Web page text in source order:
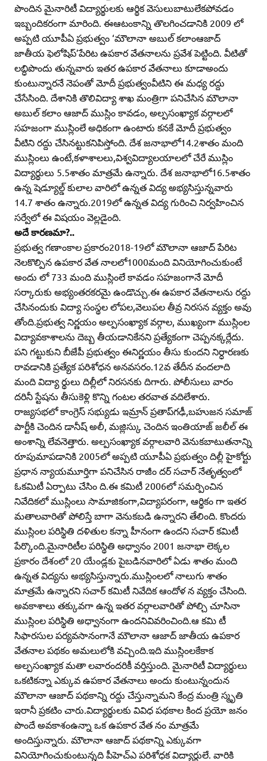
పొందిన మైనారిటీ విద్యార్థులకు ఆర్థిక వెసులుబాటులేకపోవడం
ఇబ్బందికరంగా మారింది. ఈఆటంకాన్ని తొలగించడానికి 2009 లో
అప్పటి యూపీఏ ప్రభుత్వం ‘మౌలానా అబుల్‌ కలాంఆజాద్‌
జాతీయ ఫెలోషిప్‌’పేరిట ఉపకార వేతనాలను ప్రవేశ పెట్టింది. వీటితో
లబ్ధిపొందు తున్నవారు ఇతర ఉపకార వేతనాలు కూడాఅందు
కుంటున్నారనే నెపంతో మోదీ ప్రభుత్వంవీటిని ఈ మధ్య రద్దు
చేసేసింది. దేశానికి తొలివిద్యా శాఖ మంత్రిగా పనిచేసిన మౌలానా
అబుల్‌ కలాం ఆజాద్‌ ముస్లిం కావడం, అల్పసంఖ్యాక వర్గాలలో
సహజంగా ముస్లింలే అధికంగా ఉంటారు కనకే మోదీ ప్రభుత్వం
వీటిని రద్దు చేసినట్టుకనిపిస్తోంది. దేశ జనాభాలో14.2శాతం మంది
ముస్లింలు ఉంటే,కళాశాలలు,విశ్వవిద్యాలయాలలో చేరే ముస్లిం
విద్యార్థులు 5.5శాతం మాత్రమే ఉన్నారు. దేశ జనాభాలో16.5శాతం
ఉన్న షెడ్యూల్డ్‌ కులాల వారిలో ఉన్నత విద్య అభ్యసిస్తున్నవారు
14.7 శాతం ఉన్నారు.2019లో ఉన్నత విద్య గురించి నిర్వహించిన
సర్వేలో ఈ విషయం వెల్లడైంది.
అదే కారణమా?..
ప్రభుత్వ గణాంకాల ప్రకారం2018-19లో మౌలానా ఆజాద్‌ పేరిట
నెలకొల్పిన ఉపకార వేత నాలలో1000మంది వినియోగించుకుంటే
అందు లో 733 మంది ముస్లింలే కావడం సహజంగానే మోదీ
సర్కారుకు అభ్యంతరకరమై ఉండొచ్చు.ఈ ఉపకార వేతనాలను రద్దు
చేసినందుకు విద్యా సంస్థల లోపల,వెలుపల తీవ్ర నిరసన వ్యక్తం అవు
తోంది.ప్రభుత్వ నిర్ణయం అల్పసంఖ్యాక వర్గాల, ముఖ్యంగా ముస్లింల
విద్యావకాశాలను దెబ్బ తీయడానికేనని ప్రత్యేకంగా చెప్పనక్కర్లేదు.
పని గట్టుకుని బీజేపీ ప్రభుత్వం ఈనిర్ణయం తీసు కుందని నిర్ధారణకు
రావడానికి ప్రత్యేక పరిశోధన అనవసరం.12వ తేదీన వందలాది
మంది విద్యా ర్థులు దిల్లీలో నిరసనకు దిగారు. పోలీసులు వారం
దరినీ స్టేషను తీసుకెళ్లి కొన్ని గంటల తరవాత వదిలేశారు.
రాజ్యసభలో కాంగ్రెస్‌ సభ్యుడు ఇమ్రాన్‌ ప్రతాప్‌గఢీ,బహుజన సమాజ్‌
పార్టీకి చెందిన డానీష్‌ అలీ, మజ్లిస్కు చెందిన ఇంతియాజ్‌ జలీల్‌ ఈ
అంశాన్ని లేవనెత్తారు. అల్పసంఖ్యాక వర్గాలవారి వెనుకబాటుతనాన్ని
రూపుమాపడానికి 2005లో అప్పటి యూపీఏ ప్రభుత్వం దిల్లీ హైకోర్టు
ప్రధాన న్యాయమూర్తిగా పనిచేసిన రాజీం దర్‌ సచార్‌ నేతృత్వంలో
ఓకమిటీ ఏర్పాటు చేసిం ది.ఈ కమిటీ 2006లో సమర్పించిన
నివేదికలో ముస్లింలు సామాజికంగా,విద్యాపరంగా, ఆర్థికం గా ఇతర
మతాలవారితో పోలిస్తే బాగా వెనుకబడి ఉన్నారని తేలింది. కొందరు
ముస్లింల పరిస్థితి దళితుల కన్నా హీనంగా ఉందని సచార్‌ కమిటీ
పేర్కొంది.మైనారిటీల పరిస్థితి అధ్వానం 2001 జనాభా లెక్కల
ప్రకారం దేశంలో 20 యేండ్లకు పైబడినవారిలో ఏడు శాతం మంది
ఉన్నత విద్యను అభ్యసిస్తున్నారు.ముస్లింలలో నాలుగు శాతం
మాత్రమే ఉన్నారని సచార్‌ కమిటీ నివేదిక ఆందోళ న వ్యక్తం చేసింది.
అవకాశాలు తక్కువగా ఉన్న ఇతర వర్గాలవారితో పోల్చి చూసినా
ముస్లింల పరిస్థితి అధ్వానంగా ఉందనివివరించింది.ఆ కమి టీ
సిఫారసుల పర్యవసానంగానే మౌలానా ఆజాద్‌ జాతీయ ఉపకార
వేతనాల పథకం అమలులోకి వచ్చింది.ఇది ముస్లింలకేకాక
అల్పసంఖ్యాక మతా లవారందరికీ వర్తిస్తుంది. మైనారిటీ విద్యార్థులు
ఒకటికన్నా ఎక్కువ ఉపకార వేతనాలు అందు కుంటున్నందున
మౌలానా ఆజాద్‌ పథకాన్ని రద్దు చేస్తున్నామని కేంద్ర మంత్రి స్మృతి
ఇరానీ ప్రకటిం చారు.విద్యార్థులకు వివిధ పథకాల కింద ప్రయో జనం
పొందే అవకాశంఉన్నా ఒక ఉపకార వేత నం మాత్రమే
అందిస్తున్నారు. మౌలానా ఆజాద్‌ పథకాన్ని ఎక్కువగా
వినియోగించుకుంటున్నది పీహెచ్‌ఎ పరిశోధక విద్యార్థులే. వారికి